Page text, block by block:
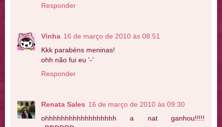
Responder
Vinha 16 de março de 2010 às 08:51
Kkk parabéns meninas!
ohh não fui eu '-'
Responder
Renata Sales 16 de março de 2010 às 09:30
ohhhhhhhhhhhhhhhhhh a nat ganhou!!!!!